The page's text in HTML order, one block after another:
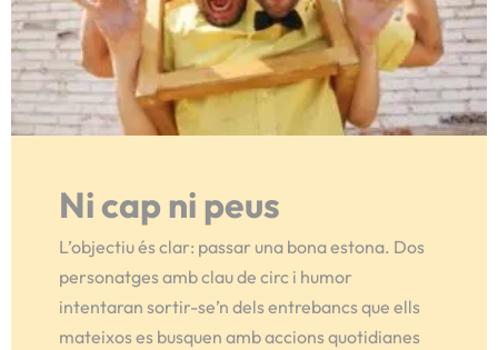
Ni cap ni peus
L’objectiu és clar: passar una bona estona. Dos
personatges amb clau de circ i humor
intentaran sortir-se’n dels entrebancs que ells
mateixos es busquen amb accions quotidianes